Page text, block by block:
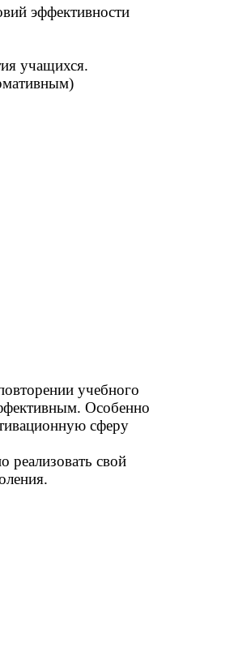
эффективности
учащихся.
учебного
Особенно
сферу
реализовать свой